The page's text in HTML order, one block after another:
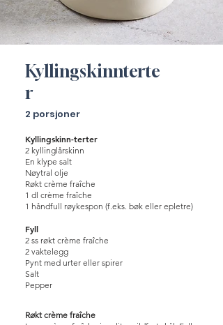
Kyllingskinnterte
r
2 porsjoner
Kyllingskinn-terter
2 kyllinglårskinn
En klype salt
Nøytral olje
Røkt crème fraîche
1 dl crème fraîche
1 håndfull røykespon (f.eks. bøk eller epletre)
Fyll
2 ss røkt crème fraîche
2 vaktelegg
Pynt med urter eller spirer
Salt
Pepper
Røkt crème fraîche